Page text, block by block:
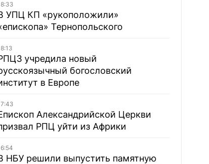
УПЦ КП «рукоположили»
Тернопольского
учредила новый
богословский
в Европе
Александрийской Церкви
РПЦ уйти из Африки
НБУ решили выпустить памятную